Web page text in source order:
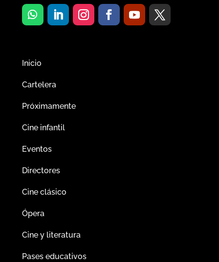
Inicio
Cartelera
Próximamente
Cine infantil
Eventos
Directores
Cine clásico
Ópera
Cine y literatura
Pases educativos